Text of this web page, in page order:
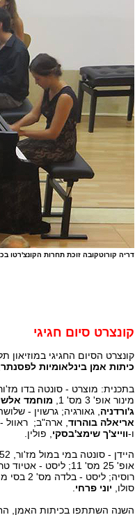
דריה קורוטקובה זוכת תחרות הקונצ'רטו
קונצרט סיום חגיגי
קונצרט הסיום החגיגי
כיתות אמן בינלאומיות לפסנתר
בתכנית: מוצרט - סונטה בדו מז'ור, ק'
מינור אופ' 3 מס' 1,
מוחמד
ג'ורדניה , גאורגיה; גרשוין - שלושה
אריאלה בוהרוד , ארה"ב; ראוול
ו-ווייצ'ך שימצ'בסקי , פולין.
היידן - סונטה במי במול מז'ור, Hob XVI:52,
אופ' 25 מס' 11; ליסט - אטיוד טרנסנדנטלי מס' 10 בפה מינור, S. 139,
רוסיה; ליסט - בלדה מס' 2 בסי מינור, S. 171,
סולו, יוני פרחי